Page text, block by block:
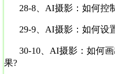
28-8、AI摄影：如何控
29-9、AI摄影：如何设
30-10、AI摄影：如何
果?